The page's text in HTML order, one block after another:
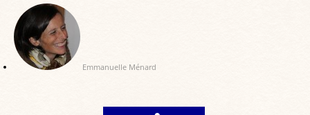
Emmanuelle Ménard